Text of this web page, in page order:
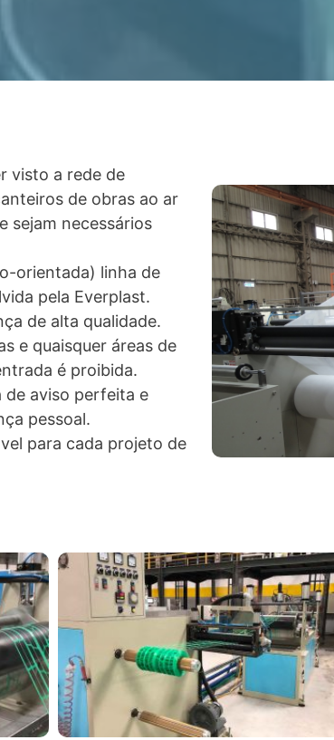
visto a rede de
de obras ao ar
sejam necessários
orientada) linha de
pela Everplast.
de alta qualidade.
e quaisquer áreas de
é proibida.
de aviso perfeita e
pessoal.
para cada projeto de